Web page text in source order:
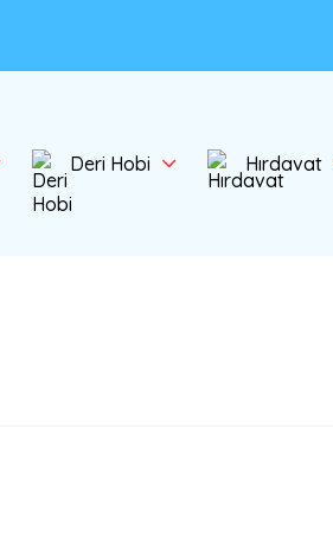
Deri Hobi Hırdavat